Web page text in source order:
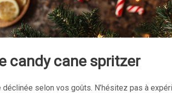
candy cane spritzer
selon vos goûts. N’hésitez pas à